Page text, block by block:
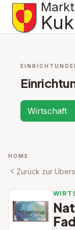
Wirtschaft
HOME
Zurück zur